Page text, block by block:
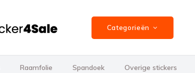
Categorieën
Raamfolie Spandoek Overige stickers